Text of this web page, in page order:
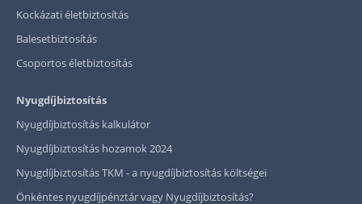
Kockázati életbiztosítás
Balesetbiztosítás
Csoportos életbiztosítás
Nyugdíjbiztosítás
Nyugdíjbiztosítás kalkulátor
Nyugdíjbiztosítás hozamok 2024
Nyugdíjbiztosítás TKM - a nyugdíjbiztosítás költségei
Önkéntes nyugdíjpénztár vagy Nyugdíjbiztosítás?